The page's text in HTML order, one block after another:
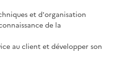
et d'organisation
de la
au client et développer son